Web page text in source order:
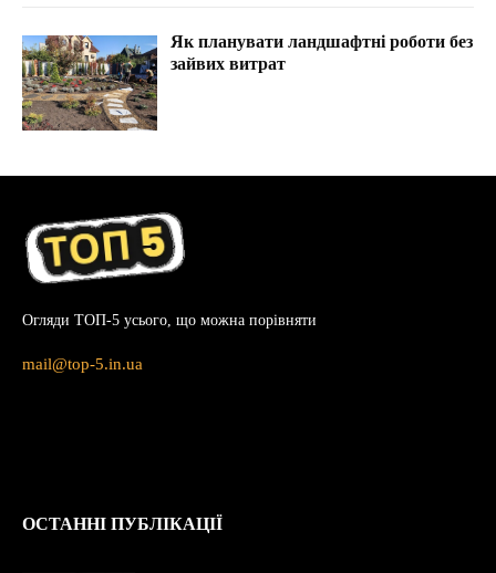
Як планувати ландшафтні роботи без
зайвих витрат
Огляди ТОП-5 усього, що можна порівняти
mail@top-5.in.ua
ОСТАННІ ПУБЛІКАЦІЇ